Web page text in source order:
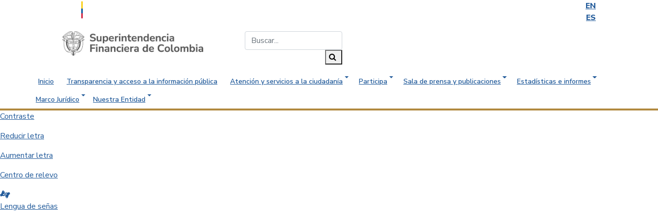
EN
ES
Saltar al contenido principal
Inicio Transparencia y acceso a la información pública Atención y servicios a la ciudadanía Participa Sala de prensa y publicaciones
Estadísticas e informes
Marco Jurídico
Nuestra Entidad
Contraste
Reducir letra
Aumentar letra
Centro de relevo
Lengua de señas